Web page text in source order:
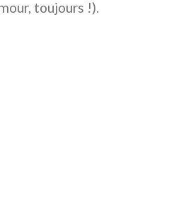
toujours !).